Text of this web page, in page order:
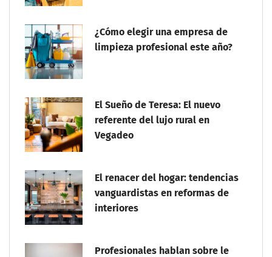
¿Cómo elegir una empresa de
limpieza profesional este año?
El Sueño de Teresa: El nuevo
referente del lujo rural en
Vegadeo
El renacer del hogar: tendencias
vanguardistas en reformas de
interiores
Profesionales hablan sobre le